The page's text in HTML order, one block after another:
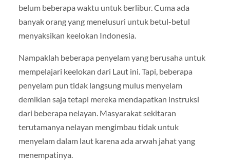
belum beberapa waktu untuk berlibur. Cuma ada
banyak orang yang menelusuri untuk betul-betul
menyaksikan keelokan Indonesia.
Nampaklah beberapa penyelam yang berusaha untuk
mempelajari keelokan dari Laut ini. Tapi, beberapa
penyelam pun tidak langsung mulus menyelam
demikian saja tetapi mereka mendapatkan instruksi
dari beberapa nelayan. Masyarakat sekitaran
terutamanya nelayan mengimbau tidak untuk
menyelam dalam laut karena ada arwah jahat yang
menempatinya.